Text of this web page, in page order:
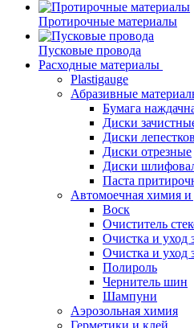
Протирочные материалы
Пусковые провода
Расходные материалы
Plastigauge
Абразивные
Бумага
Диски
Диски
Диски отрезные
Диски
Паста
Автомоечная химия и
Воск
Очиститель
Очистка и уход
Очистка и уход
Полироль
Чернитель шин
Шампуни
Аэрозольная химия
Герметики и клей